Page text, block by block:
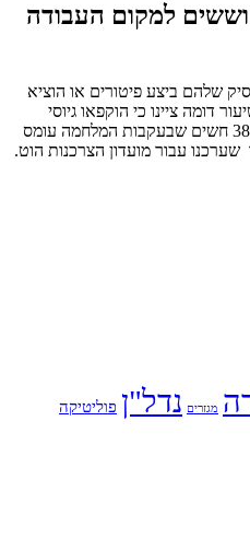
חוששים למקום העבודה
שלהם ביצע פיטורים או הוציא
דומה ציינו כי הוקפאו גיוסי
העובדים לתפקידים שיש לאייש, 38% חשים שבעקבות המלחמה עומס
עבור מועדון הצרכנות הוט.
מגזרים נדל"ן פוליטיקה